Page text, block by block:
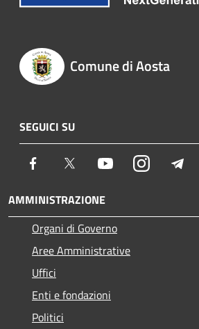
Comune di Aosta
SEGUICI SU
Facebook Twitter YoutubeInstagram
AMMINISTRAZIONE
Organi di Governo
Aree Amministrative
Uffici
Enti e fondazioni
Politici